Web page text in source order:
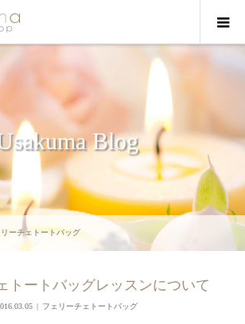
Blog
リーチェトートバッグ
トートバッグレッスンについて
フェリーチェトートバッグ